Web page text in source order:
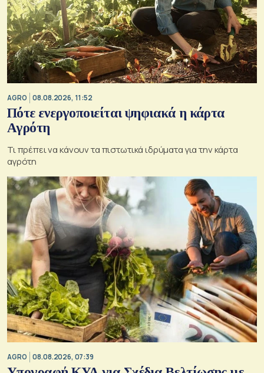
AGRO 08.08.2026, 11:52
Πότε ενεργοποιείται ψηφιακά η κάρτα
Αγρότη
Τι πρέπει να κάνουν τα πιστωτικά ιδρύματα για την κάρτα
αγρότη
AGRO 08.08.2026, 07:39